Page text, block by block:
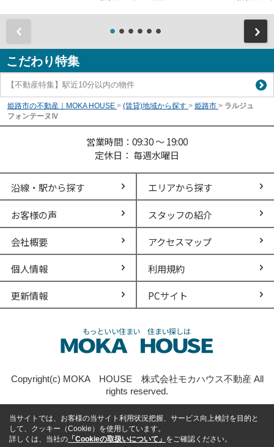
こだわり特集
【不動産特集】駅近10分以内の物件
姫路市の不動産｜MOKA HOUSE > (賃貸)地域から探す > 姫路市 > ラルジュ
フォンテーヌⅣ
営業時間：09:30 ～ 19:00
定休日： 毎週水曜日
沿線・駅から探す エリアから探す
お客様の声 スタッフの紹介
会社概要 アクセスマップ
個人情報 利用規約
更新情報 PCサイト
Copyright(c) MOKA HOUSE 株式会社モカハウス不動産 All
rights reserved.
当サイトでは、お客様の当サイト利用状況把握、サービス向上検討を目的と
して、クッキー（Cookie）を使用しています。
詳しくは、当社の 「Cookieの取扱いについて」 をご確認ください。